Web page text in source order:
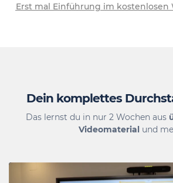
Erst mal Einführung im kostenlosen
Dein komplettes
Das lernst du in nur 2 Wochen aus
Videomaterial und